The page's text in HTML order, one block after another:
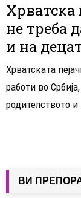
Хрватска
не треба
и на
Хрватската
работи во
родителството и
ВИ